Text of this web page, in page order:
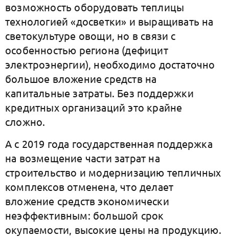
возможность оборудовать теплицы
технологией «досветки» и выращивать на
светокультуре овощи, но в связи с
особенностью региона (дефицит
электроэнергии), необходимо достаточно
большое вложение средств на
капитальные затраты. Без поддержки
кредитных организаций это крайне
сложно.
А с 2019 года государственная поддержка
на возмещение части затрат на
строительство и модернизацию тепличных
комплексов отменена, что делает
вложение средств экономически
неэффективным: большой срок
окупаемости, высокие цены на продукцию.